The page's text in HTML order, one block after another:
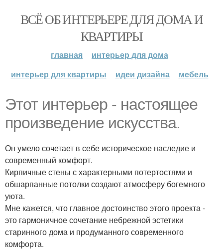
ВСЁ ОБ ИНТЕРЬЕРЕ ДЛЯ ДОМА И
КВАРТИРЫ
главная
интерьер для дома
интерьер для квартиры
идеи дизайна мебель
Этот интерьер - настоящее
произведение искусства.
Он умело сочетает в себе историческое наследие и
современный комфорт.
Кирпичные стены с характерными потертостями и
обшарпанные потолки создают атмосферу богемного
уюта.
Мне кажется, что главное достоинство этого проекта -
это гармоничное сочетание небрежной эстетики
старинного дома и продуманного современного
комфорта.